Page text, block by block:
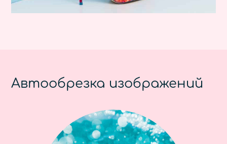
Автообрезка изображений